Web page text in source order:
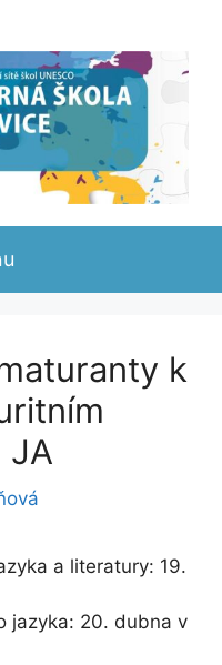
k
JA
a literatury: 19.
jazyka: 20. dubna v